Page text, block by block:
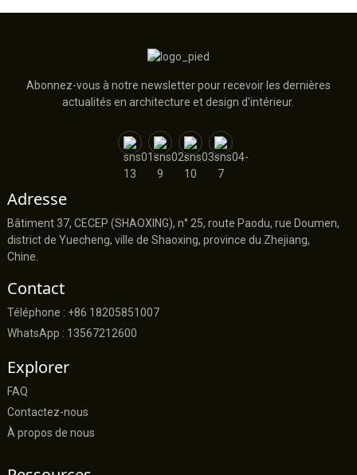
Abonnez-vous à notre newsletter pour recevoir les dernières
actualités en architecture et design d'intérieur.
Adresse
Bâtiment 37, CECEP (SHAOXING), n° 25, route Paodu, rue Doumen,
district de Yuecheng, ville de Shaoxing, province du Zhejiang,
Chine.
Contact
Téléphone : +86 18205851007
WhatsApp : 13567212600
Explorer
FAQ
Contactez-nous
À propos de nous